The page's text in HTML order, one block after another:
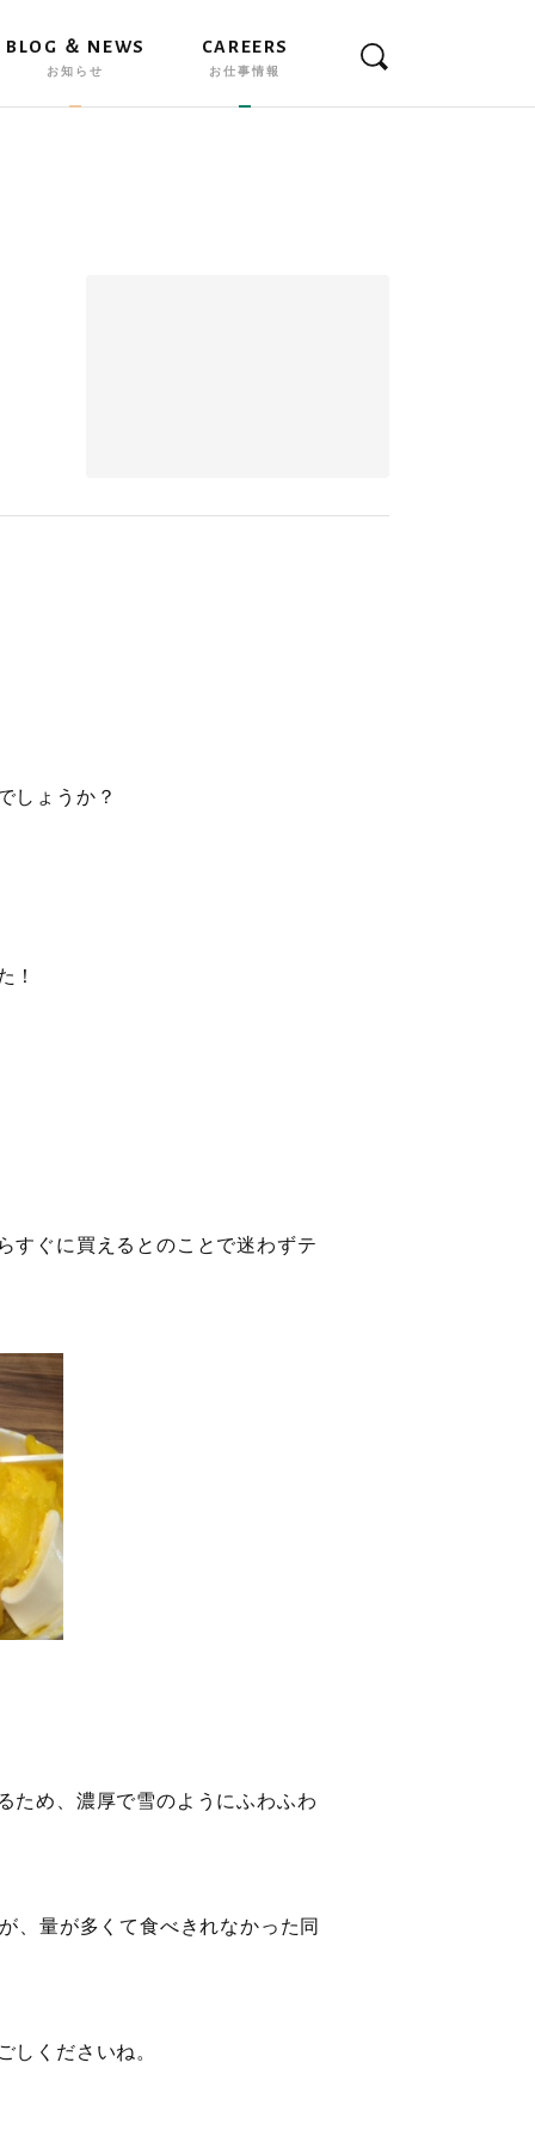
BLOG ＆ NEWS
お知らせ
CAREERS
お仕事情報
しょうか？
！
すぐに買えるとのことで迷わずテ
ため、濃厚で雪のようにふわふわ
、量が多くて食べきれなかった同
しくださいね。